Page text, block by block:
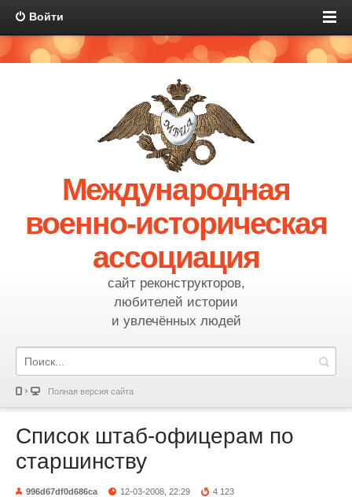
Войти
Международная
военно-историческая
ассоциация
сайт реконструкторов,
любителей истории
и увлечённых людей
Полная версия сайта
Список штаб-офицерам по
старшинству
996d67df0d686ca 12-03-2008, 22:29 4 123